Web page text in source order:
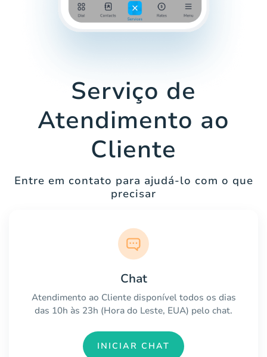
Serviço de
Atendimento ao
Cliente
Entre em contato para ajudá-lo com o que
precisar
Chat
Atendimento ao Cliente disponível todos os dias
das 10h às 23h (Hora do Leste, EUA) pelo chat.
INICIAR CHAT